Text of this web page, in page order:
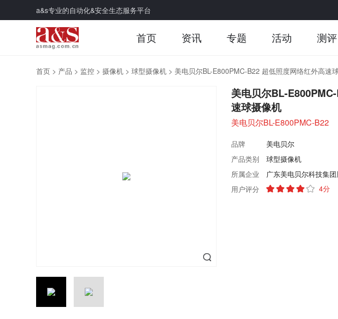
a&s专业的自动化&安全生态服务平台
首页 资讯 专题 活动 测评
首页 > 产品 > 监控 > 摄像机 > 球型摄像机 > 美电贝尔BL-E800PMC-B22 超低照度网络红外高速
美电贝尔BL-
速球摄像机
美电贝尔BL-E800PMC-B22
品牌
美电贝尔
产品类别
球型摄像机
所属企业
广东美电贝尔科技集
用户评分
4分